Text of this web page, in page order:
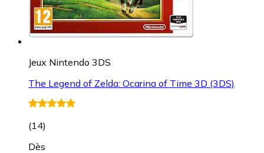
Jeux Nintendo 3DS
The Legend of Zelda: Ocarina of Time 3D (3DS)
(14)
Dès